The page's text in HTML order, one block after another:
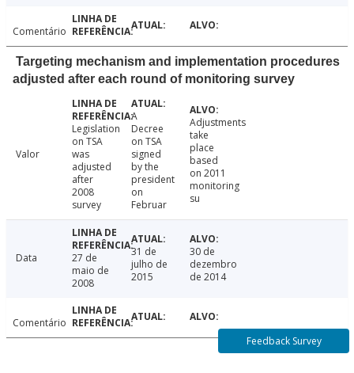
Comentário
Targeting mechanism and implementation procedures
adjusted after each round of monitoring survey
Valor
Legislation
on TSA
was
adjusted
after
2008
survey
A
Decree
on TSA
signed
by the
president
on
Februar
Adjustments
take
place
based
on 2011
monitoring
su
Data
27 de
maio de
2008
31 de
julho de
2015
30 de
dezembro
de 2014
Comentário
Feedback Survey